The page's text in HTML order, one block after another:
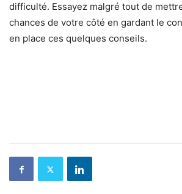
difficulté. Essayez malgré tout de
chances de votre côté en gardant le
en place ces quelques conseils.